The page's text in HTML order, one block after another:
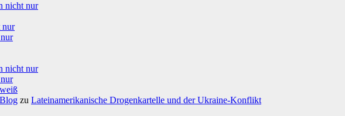
nicht nur
nur
nicht nur
zu Lateinamerikanische Drogenkartelle und der Ukraine-Konflikt